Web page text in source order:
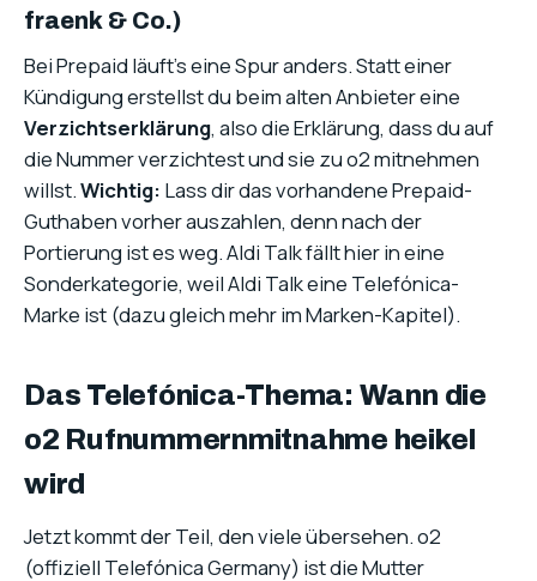
fraenk & Co.)
Bei Prepaid läuft’s eine Spur anders. Statt einer
Kündigung erstellst du beim alten Anbieter eine
Verzichtserklärung, also die Erklärung, dass du auf
die Nummer verzichtest und sie zu o2 mitnehmen
willst.Wichtig: Lass dir das vorhandene Prepaid-
Guthaben vorher auszahlen, denn nach der
Portierung ist es weg. Aldi Talk fällt hier in eine
Sonderkategorie, weil Aldi Talk eine Telefónica-
Marke ist (dazu gleich mehr im Marken-Kapitel).
Das Telefónica-Thema: Wann die
o2 Rufnummernmitnahme heikel
wird
Jetzt kommt der Teil, den viele übersehen. o2
(offiziell Telefónica Germany) ist die Mutter